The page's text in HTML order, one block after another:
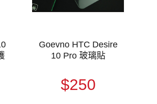
Goevno HTC Desire
10 Pro 玻璃貼
$250